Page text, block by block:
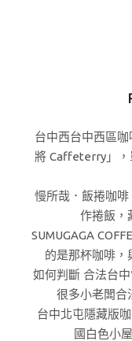
台中西台中西區
將 Caffeterry」，
慢所哉．飯捲咖
作捲飯，
SUMUGAGA
的是那杯咖啡，
如何判斷 合法台
很多小老闆合
台中北屯隱藏版
國白色小